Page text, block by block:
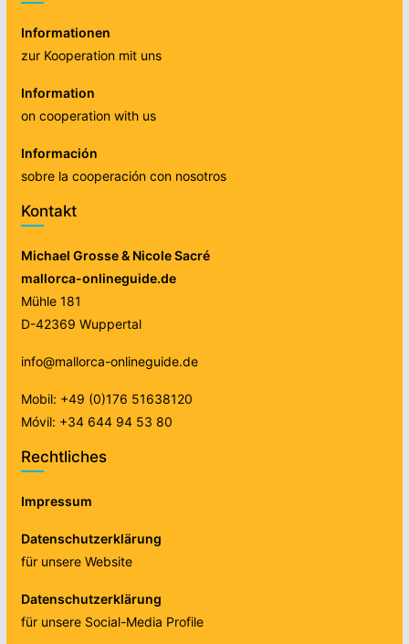
Informationen
zur Kooperation mit uns
Information
on cooperation with us
Información
sobre la cooperación con nosotros
Kontakt
Michael Grosse & Nicole Sacré
mallorca-onlineguide.de
Mühle 181
D-42369 Wuppertal
info@mallorca-onlineguide.de
Mobil: +49 (0)176 51638120
Móvil: +34 644 94 53 80
Rechtliches
Impressum
Datenschutzerklärung
für unsere Website
Datenschutzerklärung
für unsere Social-Media Profile